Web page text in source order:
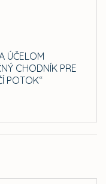
ÚČELOM
CHODNÍK PRE
POTOK“